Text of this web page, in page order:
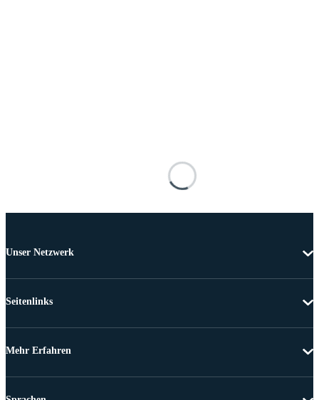
Unser Netzwerk
Seitenlinks
Mehr Erfahren